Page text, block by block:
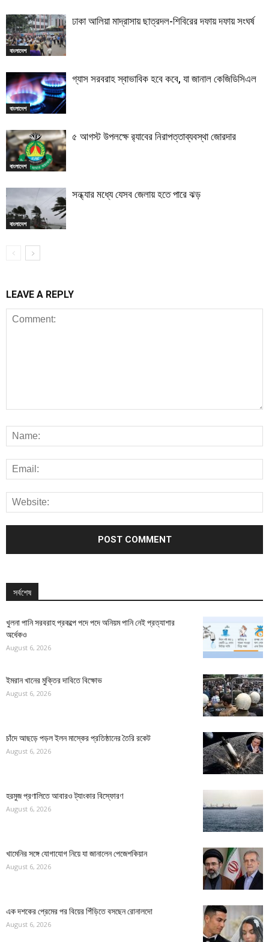
বাংলাদেশ
ঢাকা আলিয়া মাদ্রাসায় ছাত্রদল-শিবিরের দফায় দফায় সংঘর্ষ
বাংলাদেশ
গ্যাস সরবরাহ স্বাভাবিক হবে কবে, যা জানাল কেজিডিসিএল
বাংলাদেশ
৫ আগস্ট উপলক্ষে র‌্যাবের নিরাপত্তাব্যবস্থা জোরদার
বাংলাদেশ
সন্ধ্যার মধ্যে যেসব জেলায় হতে পারে ঝড়
LEAVE A REPLY
সর্বশেষ
খুলনা পানি সরবরাহ প্রকল্পে পদে পদে অনিয়ম পানি নেই প্রত্যাশার
অর্ধেকও
August 6, 2026
ইমরান খানের মুক্তির দাবিতে বিক্ষোভ
August 6, 2026
চাঁদে আছড়ে পড়ল ইলন মাস্কের প্রতিষ্ঠানের তৈরি রকেট
August 6, 2026
হরমুজ প্রণালিতে আবারও ট্যাংকার বিস্ফোরণ
August 6, 2026
খামেনির সঙ্গে যোগাযোগ নিয়ে যা জানালেন পেজেশকিয়ান
August 6, 2026
এক দশকের প্রেমের পর বিয়ের পিঁড়িতে বসছেন রোনালদো
August 6, 2026